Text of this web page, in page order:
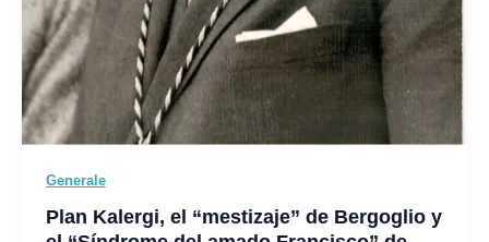
Generale
Plan Kalergi, el “mestizaje” de Bergoglio y